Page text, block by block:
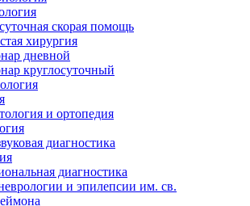
скорая помощь
хирургия
дневной
круглосуточный
и ортопедия
диагностика
диагностика
и эпилепсии им. св.